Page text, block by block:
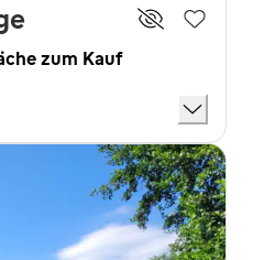
zum Kauf